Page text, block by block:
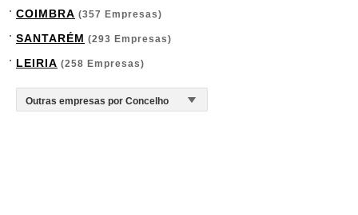
COIMBRA (357 Empresas)
SANTARÉM (293 Empresas)
LEIRIA (258 Empresas)